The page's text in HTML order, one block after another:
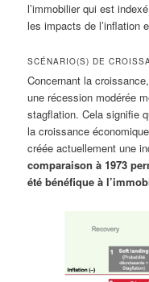
l’immobilier qui est
les impacts de l’inflation
SCÉNARIO(S) DE
Concernant la
une récession modérée
stagflation. Cela signifie
la croissance
créée actuellement une
comparaison à 1973
été bénéfique à